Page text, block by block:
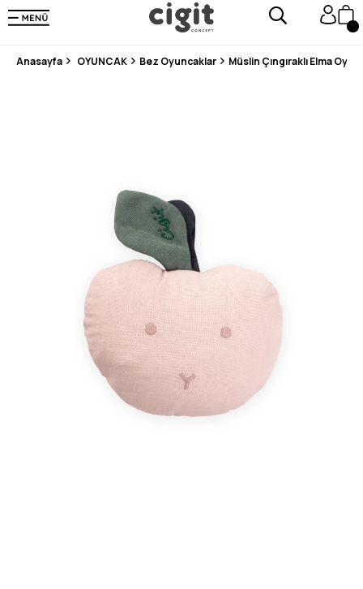
250.000'DEN FAZLA DEĞERLENDİRMEDE 5 ÜZERİNDEN 4.8 PUAN ALDI ⭐⭐⭐⭐⭐
3 MİLYONDAN FAZLA MUTLU MÜŞTERİ ❤️ 10 MİLYON ÜRÜN
Anasayfa OYUNCAK Bez Oyuncaklar Müslin Çıngıraklı Elma